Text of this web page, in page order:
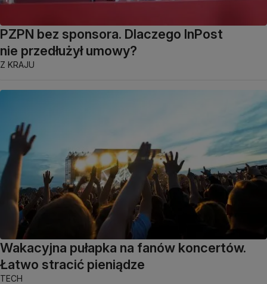
PZPN bez sponsora. Dlaczego InPost
nie przedłużył umowy?
Z KRAJU
Wakacyjna pułapka na fanów koncertów.
Łatwo stracić pieniądze
TECH